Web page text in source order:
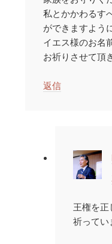
私とかかわるす
ができますよう
イエス様のお名
お祈りさせて頂
返信
王権を正
祈ってい